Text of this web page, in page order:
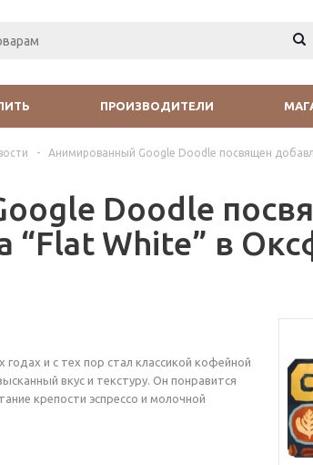
ПРОИЗВОДИТЕЛИ
-
Анимированный Google Doodle посвящен
Doodle
“Flat White” в
и с тех пор стал классикой кофейной
вкус и текстуру. Он понравится
крепости эспрессо и молочной